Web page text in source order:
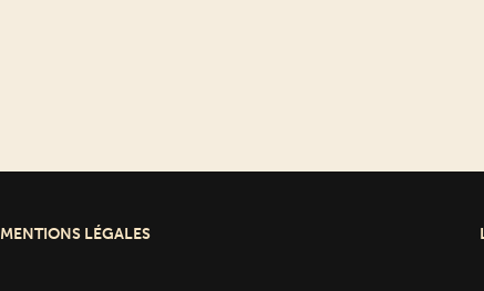
MENTIONS LÉGALES